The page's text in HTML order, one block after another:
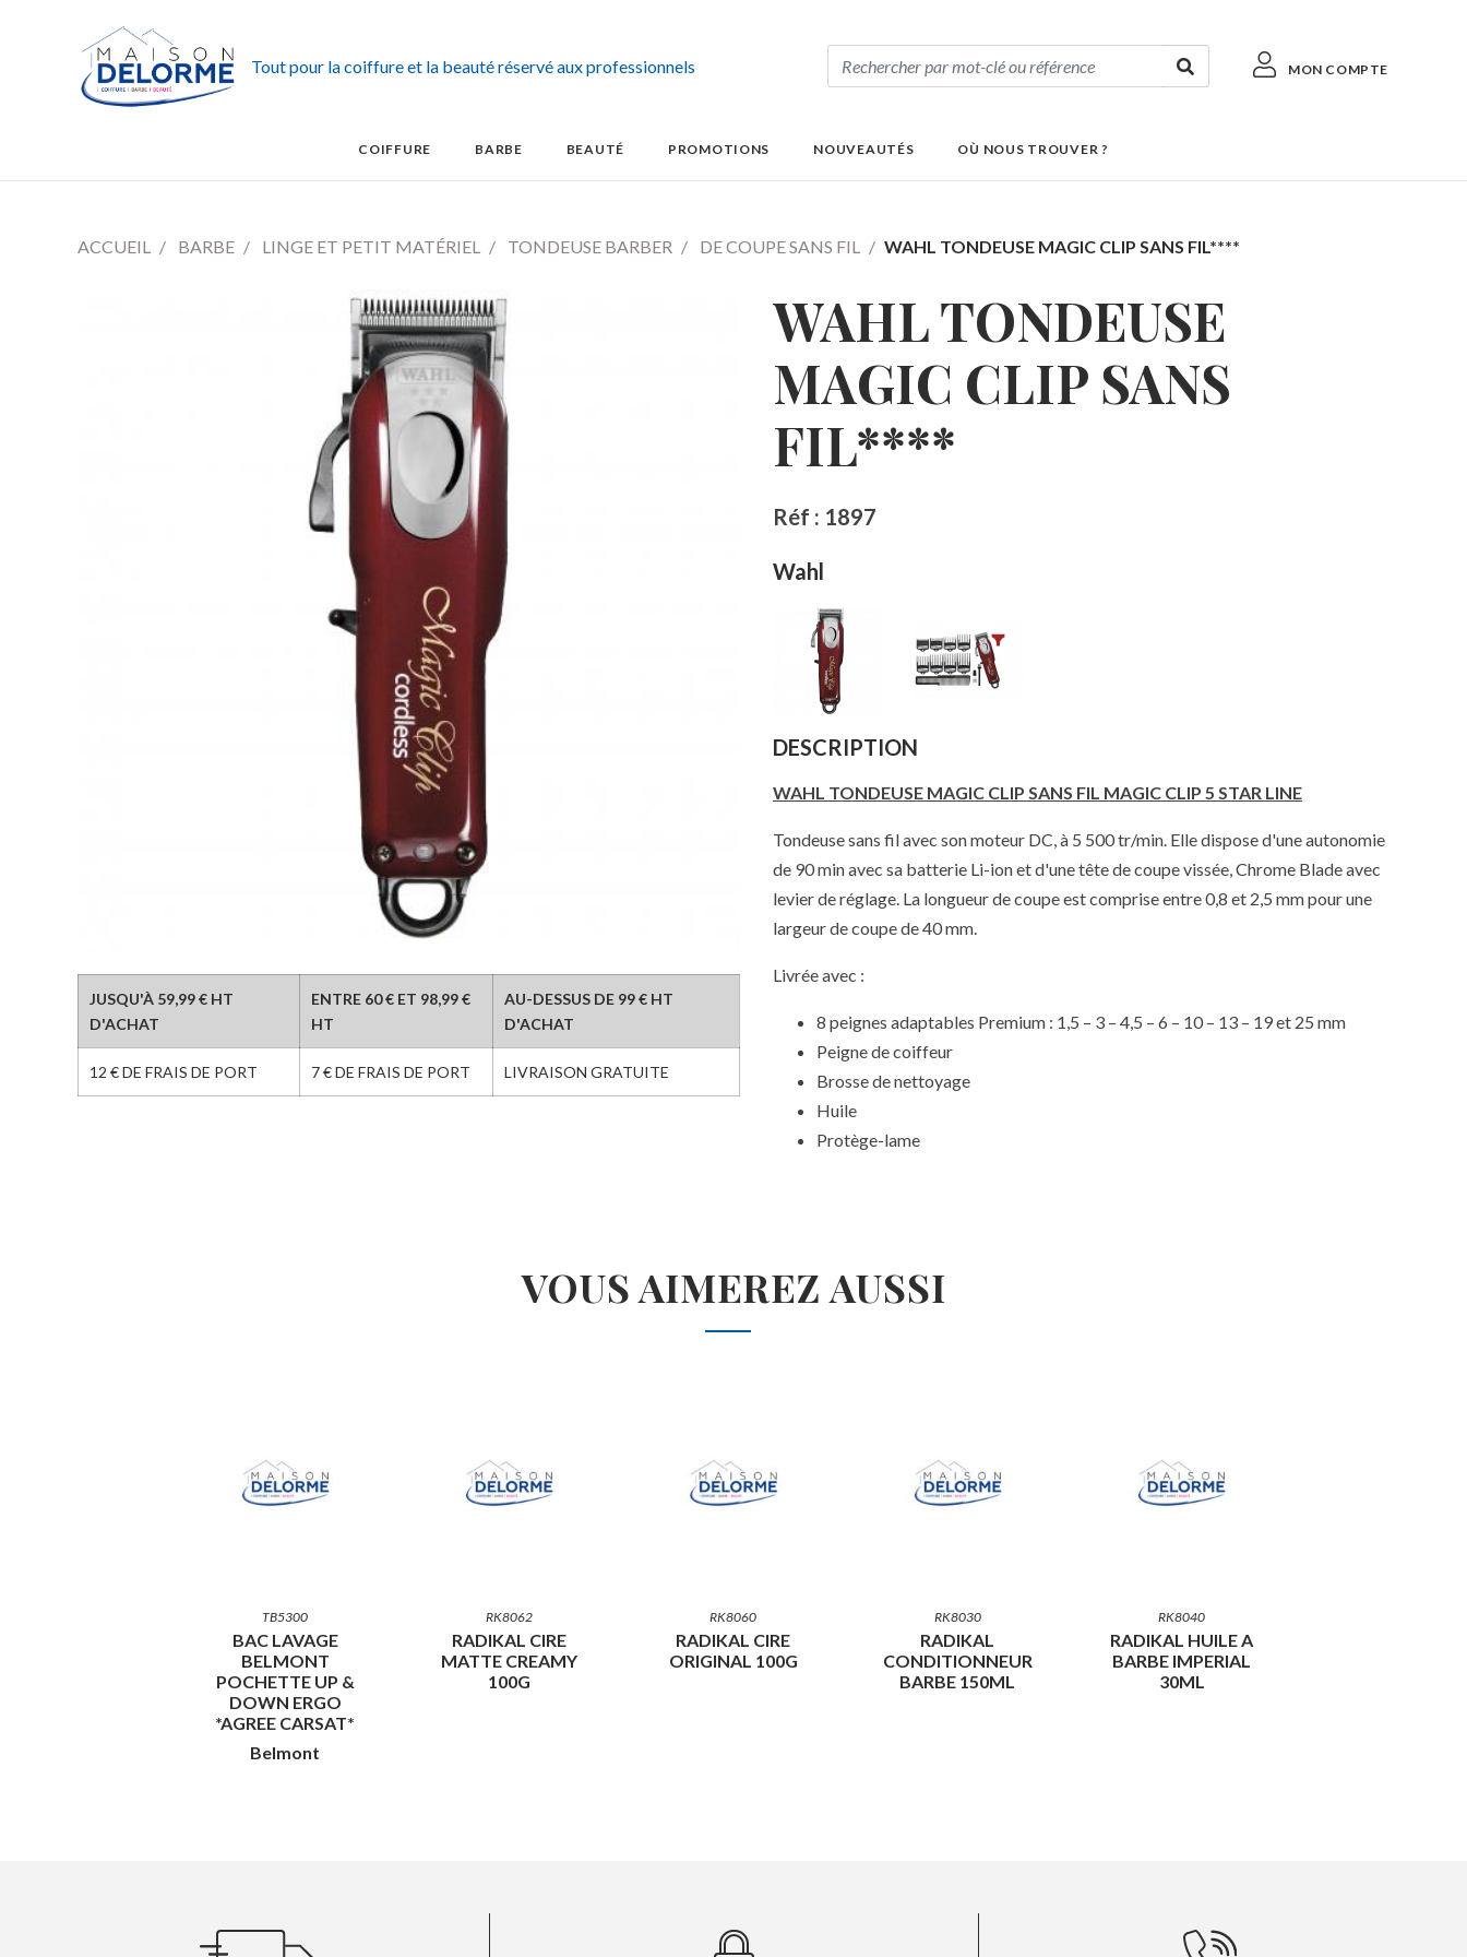
Tout pour la coiffure et la beauté réservé aux professionnels MON COMPTE
COIFFURE BARBE BEAUTÉ PROMOTIONS NOUVEAUTÉS OÙ NOUS TROUVER ?
ACCUEIL BARBE LINGE ET PETIT MATÉRIEL TONDEUSE BARBER DE COUPE SANS FIL WAHL TONDEUSE MAGIC CLIP SANS FIL****
JUSQU'À 59,99 € HT
D'ACHAT
ENTRE 60 € ET 98,99 €
HT
AU-DESSUS DE 99 € HT
D'ACHAT
12 € DE FRAIS DE PORT 7 € DE FRAIS DE PORT LIVRAISON GRATUITE
WAHL TONDEUSE
MAGIC CLIP SANS
FIL****
Réf : 1897
Wahl
DESCRIPTION
WAHL TONDEUSE MAGIC CLIP SANS FIL MAGIC CLIP 5 STAR LINE
Tondeuse sans fil avec son moteur DC, à 5 500 tr/min. Elle dispose d'une autonomie
de 90 min avec sa batterie Li-ion et d'une tête de coupe vissée, Chrome Blade avec
levier de réglage. La longueur de coupe est comprise entre 0,8 et 2,5 mm pour une
largeur de coupe de 40 mm.
Livrée avec :
8 peignes adaptables Premium : 1,5 – 3 – 4,5 – 6 – 10 – 13 – 19 et 25 mm
Peigne de coiffeur
Brosse de nettoyage
Huile
Protège-lame
VOUS AIMEREZ AUSSI
TB5300
BAC LAVAGE
BELMONT
POCHETTE UP &
DOWN ERGO
*AGREE CARSAT*
Belmont
RK8062
RADIKAL CIRE
MATTE CREAMY
100G
RK8060
RADIKAL CIRE
ORIGINAL 100G
RK8030
RADIKAL
CONDITIONNEUR
BARBE 150ML
RK8040
RADIKAL HUILE A
BARBE IMPERIAL
30ML